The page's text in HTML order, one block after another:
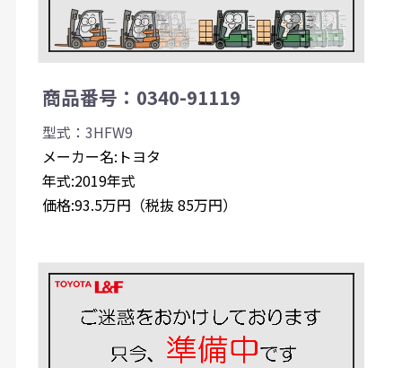
商品番号：0340-91119
型式：3HFW9
メーカー名:トヨタ
年式:2019年式
価格:93.5万円（税抜 85万円）